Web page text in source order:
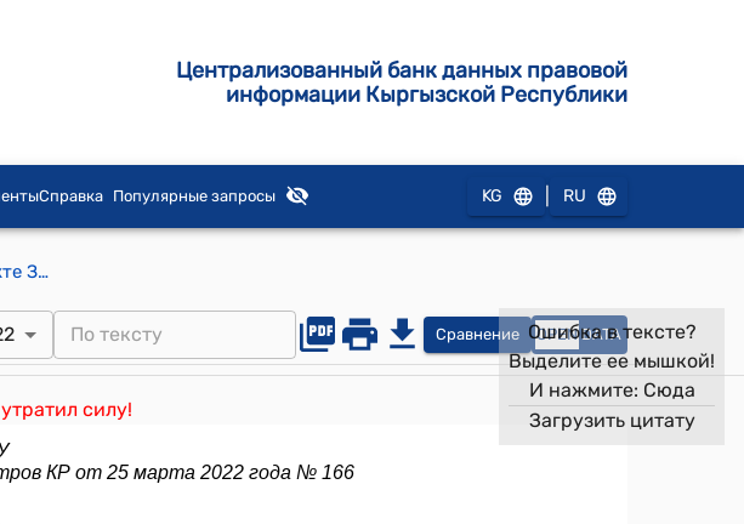
Централизованный банк данных правовой
информации Кыргызской Республики
Справка Популярные запросы KG RU
Постановление Правительства КР от 30 сентября 2013 года № 533 "О проекте Закона «О внесении изменений и дополнений в Закон Кыргызской Республики "О порядке и условиях содержания под стражей лиц, задержанных по подозрению и обвинению в совершении преступлений"
Сравнение OPEN DATA
силу!
Ошибка в тексте?
Выделите ее мышкой!
И нажмите: Сюда
Загрузить цитату